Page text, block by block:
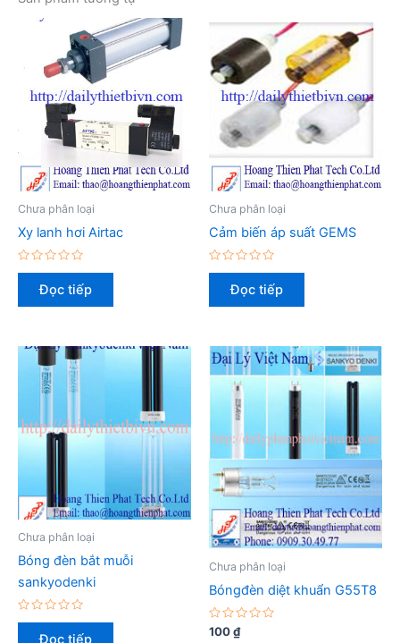
Chưa phân loại
Xy lanh hơi Airtac
Được
xếp
hạngĐọc tiếp
Chưa phân loại
Cảm biến áp suất GEMS
Được
xếp
hạngĐọc tiếp
Chưa phân loại
Bóng đèn bắt muỗi
sankyodenki
Được
xếpĐọc tiếp
Chưa phân loại
Bóngđèn diệt khuẩn G55T8
Được
xếp
100₫